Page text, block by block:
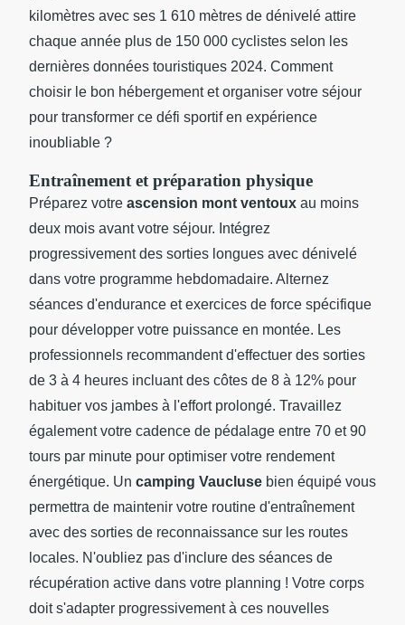
kilomètres avec ses 1 610 mètres de dénivelé attire
chaque année plus de 150 000 cyclistes selon les
dernières données touristiques 2024. Comment
choisir le bon hébergement et organiser votre séjour
pour transformer ce défi sportif en expérience
inoubliable ?
Entraînement et préparation physique
Préparez votre ascension mont ventoux au moins
deux mois avant votre séjour. Intégrez
progressivement des sorties longues avec dénivelé
dans votre programme hebdomadaire. Alternez
séances d'endurance et exercices de force spécifique
pour développer votre puissance en montée. Les
professionnels recommandent d'effectuer des sorties
de 3 à 4 heures incluant des côtes de 8 à 12% pour
habituer vos jambes à l'effort prolongé. Travaillez
également votre cadence de pédalage entre 70 et 90
tours par minute pour optimiser votre rendement
énergétique. Un camping Vaucluse bien équipé vous
permettra de maintenir votre routine d'entraînement
avec des sorties de reconnaissance sur les routes
locales. N'oubliez pas d'inclure des séances de
récupération active dans votre planning ! Votre corps
doit s'adapter progressivement à ces nouvelles